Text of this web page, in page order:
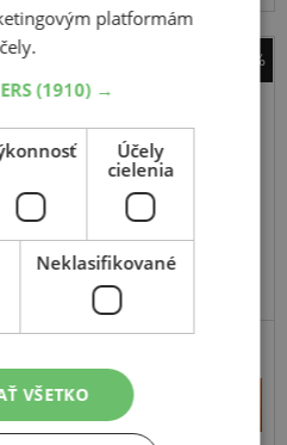
-43%
R18
–
platformám
(1910) →
Účely
cielenia
Neklasifikované
VŠETKO